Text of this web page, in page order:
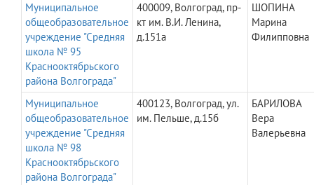
Муниципальное
общеобразовательное
учреждение "Средняя
школа № 95
Краснооктябрьского
района Волгограда"
400009, Волгоград, пр-
кт им. В.И. Ленина,
д.151а
ШОПИНА
Марина
Филипповна
Муниципальное
общеобразовательное
учреждение "Средняя
школа № 98
Краснооктябрьского
района Волгограда"
400123, Волгоград, ул.
им. Пельше, д.15б
БАРИЛОВА
Вера
Валерьевна